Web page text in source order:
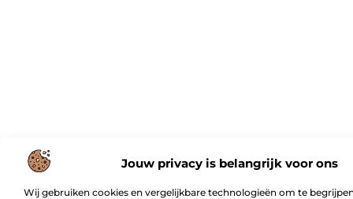
Jouw privacy is belangrijk voor ons
Wij gebruiken cookies en vergelijkbare technologieën om te